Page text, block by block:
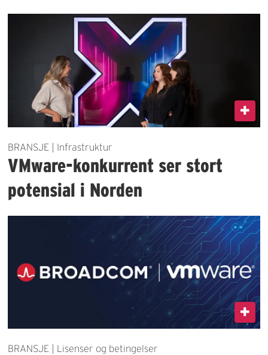
BRANSJE | Infrastruktur
VMware-konkurrent ser stort
potensial i Norden
BRANSJE | Lisenser og betingelser